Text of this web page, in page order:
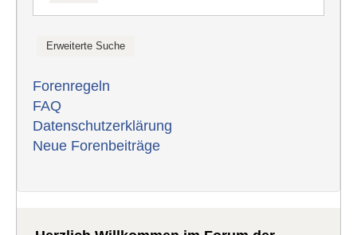
Forenregeln
FAQ
Datenschutzerklärung
Neue Forenbeiträge